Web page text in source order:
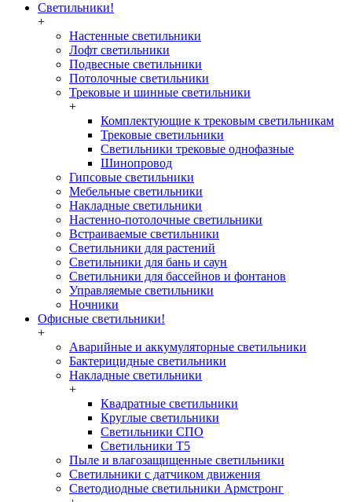
Светильники!
+
Настенные светильники
Лофт светильники
Подвесные светильники
Потолочные светильники
Трековые и шинные светильники
+
Комплектующие к трековым светильникам
Трековые светильники
Светильники трековые однофазные
Шинопровод
Гипсовые светильники
Мебельные светильники
Накладные светильники
Настенно-потолочные светильники
Встраиваемые светильники
Светильники для растений
Светильники для бань и саун
Светильники для бассейнов и фонтанов
Управляемые светильники
Ночники
Офисные светильники!
+
Аварийные и аккумуляторные светильники
Бактерицидные светильники
Накладные светильники
+
Квадратные светильники
Круглые светильники
Светильники СПО
Светильники Т5
Пыле и влагозащищенные светильники
Светильники с датчиком движения
Светодиодные светильники Армстронг